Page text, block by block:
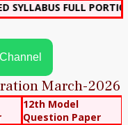
FULL PORTION 7
March-2026
12th Model
Question Paper